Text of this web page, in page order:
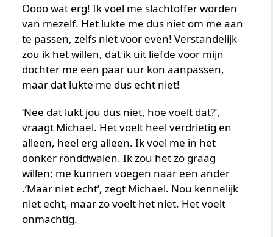
Oooo wat erg! Ik voel me slachtoffer worden
van mezelf. Het lukte me dus niet om me aan
te passen, zelfs niet voor even! Verstandelijk
zou ik het willen, dat ik uit liefde voor mijn
dochter me een paar uur kon aanpassen,
maar dat lukte me dus echt niet!
‘Nee dat lukt jou dus niet, hoe voelt dat?’,
vraagt Michael. Het voelt heel verdrietig en
alleen, heel erg alleen. Ik voel me in het
donker ronddwalen. Ik zou het zo graag
willen; me kunnen voegen naar een ander
.‘Maar niet echt’, zegt Michael. Nou kennelijk
niet echt, maar zo voelt het niet. Het voelt
onmachtig.